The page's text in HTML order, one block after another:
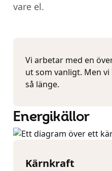
vare el.
Vi arbetar med en
ut som vanligt. Men
så länge.
Energikällor
Kärnkraft